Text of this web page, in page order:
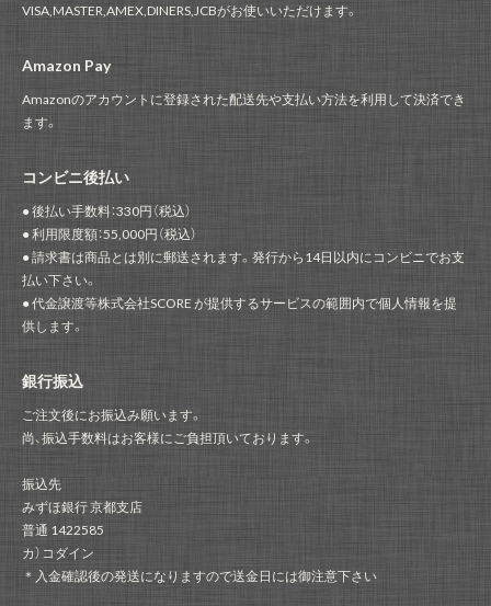
VISA,MASTER,AMEX,DINERS,JCBがお使いいただけます。
Amazon Pay
Amazonのアカウントに登録された配送先や支払い方法を利用して決済でき
ます。
コンビニ後払い
● 後払い手数料：330円（税込）
● 利用限度額：55,000円（税込）
● 請求書は商品とは別に郵送されます。発行から14日以内にコンビニでお支
払い下さい。
● 代金譲渡等株式会社SCORE が提供するサービスの範囲内で個人情報を提
供します。
銀行振込
ご注文後にお振込み願います。
尚、振込手数料はお客様にご負担頂いております。
振込先
みずほ銀行 京都支店
普通 1422585
カ）コダイン
＊入金確認後の発送になりますので送金日には御注意下さい